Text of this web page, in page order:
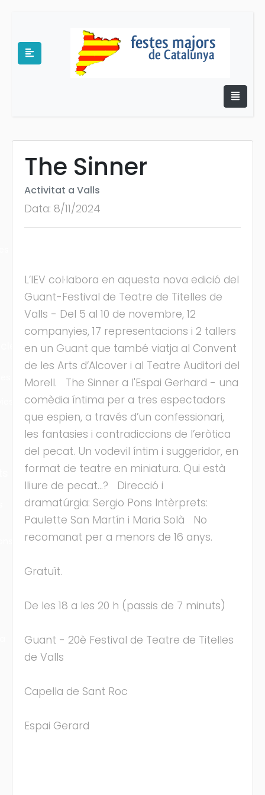
The Sinner
Activitat a Valls
Data: 8/11/2024
L’IEV col·labora en aquesta nova edició del
Guant-Festival de Teatre de Titelles de
Valls - Del 5 al 10 de novembre, 12
companyies, 17 representacions i 2 tallers
en un Guant que també viatja al Convent
de les Arts d’Alcover i al Teatre Auditori del
Morell. The Sinner a l'Espai Gerhard - una
comèdia íntima per a tres espectadors
que espien, a través d’un confessionari,
les fantasies i contradiccions de l’eròtica
del pecat. Un vodevil íntim i suggeridor, en
format de teatre en miniatura. Qui està
lliure de pecat…? Direcció i
dramatúrgia: Sergio Pons Intèrprets:
Paulette San Martín i Maria Solà No
recomanat per a menors de 16 anys.
Gratuït.
De les 18 a les 20 h (passis de 7 minuts)
Guant - 20è Festival de Teatre de Titelles
de Valls
Capella de Sant Roc
Espai Gerard